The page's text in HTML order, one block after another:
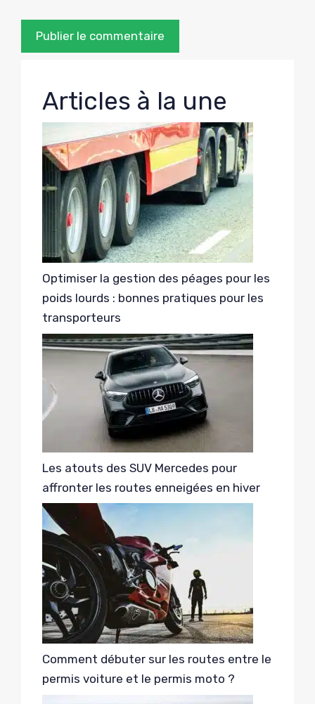
Articles à la une
Optimiser la gestion des péages pour les
poids lourds : bonnes pratiques pour les
transporteurs
Les atouts des SUV Mercedes pour
affronter les routes enneigées en hiver
Comment débuter sur les routes entre le
permis voiture et le permis moto ?